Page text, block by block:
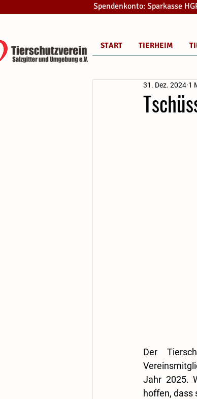
Spendenkonto: Sparkasse
START TIERHEIM
31. Dez. 2024 1
Der
Jahr 2025.
hoffen, dass